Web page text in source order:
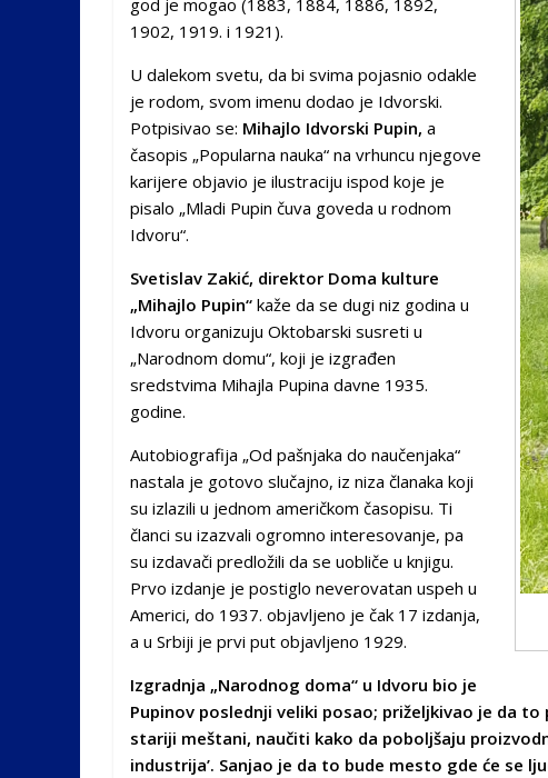
1902, 1919. i 1921).
U dalekom svetu, da bi svima pojasnio odakle
je rodom, svom imenu dodao je Idvorski.
Potpisivao se: Mihajlo Idvorski Pupin, a
časopis „Popularna nauka“ na vrhuncu njegove
karijere objavio je ilustraciju ispod koje je
pisalo „Mladi Pupin čuva goveda u rodnom
Idvoru“.
Svetislav Zakić, direktor Doma kulture
„Mihajlo Pupin“ kaže da se dugi niz godina u
Idvoru organizuju Oktobarski susreti u
„Narodnom domu“, koji je izgrađen
sredstvima Mihajla Pupina davne 1935.
godine.
Autobiografija „Od pašnjaka do naučenjaka“
nastala je gotovo slučajno, iz niza članaka koji
su izlazili u jednom američkom časopisu. Ti
članci su izazvali ogromno interesovanje, pa
su izdavači predložili da se uobliče u knjigu.
Prvo izdanje je postiglo neverovatan uspeh u
Americi, do 1937. objavljeno je čak 17 izdanja,
a u Srbiji je prvi put objavljeno 1929.
Izgradnja „Narodnog doma“ u Idvoru bio je
Pupinov poslednji veliki posao; priželjkivao je da
stariji meštani, naučiti kako da poboljšaju
industrija’. Sanjao je da to bude mesto gde će se